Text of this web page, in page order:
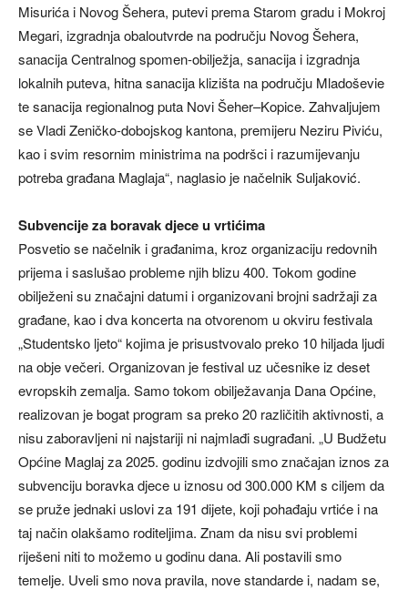
Misurića i Novog Šehera, putevi prema Starom gradu i Mokroj
Megari, izgradnja obaloutvrde na području Novog Šehera,
sanacija Centralnog spomen-obilježja, sanacija i izgradnja
lokalnih puteva, hitna sanacija klizišta na području Mladoševie
te sanacija regionalnog puta Novi Šeher–Kopice. Zahvaljujem
se Vladi Zeničko-dobojskog kantona, premijeru Neziru Piviću,
kao i svim resornim ministrima na podršci i razumijevanju
potreba građana Maglaja“, naglasio je načelnik Suljaković.
Subvencije za boravak djece u vrtićima
Posvetio se načelnik i građanima, kroz organizaciju redovnih
prijema i saslušao probleme njih blizu 400. Tokom godine
obilježeni su značajni datumi i organizovani brojni sadržaji za
građane, kao i dva koncerta na otvorenom u okviru festivala
„Studentsko ljeto“ kojima je prisustvovalo preko 10 hiljada ljudi
na obje večeri. Organizovan je festival uz učesnike iz deset
evropskih zemalja. Samo tokom obilježavanja Dana Općine,
realizovan je bogat program sa preko 20 različitih aktivnosti, a
nisu zaboravljeni ni najstariji ni najmlađi sugrađani. „U Budžetu
Općine Maglaj za 2025. godinu izdvojili smo značajan iznos za
subvenciju boravka djece u iznosu od 300.000 KM s ciljem da
se pruže jednaki uslovi za 191 dijete, koji pohađaju vrtiće i na
taj način olakšamo roditeljima. Znam da nisu svi problemi
riješeni niti to možemo u godinu dana. Ali postavili smo
temelje. Uveli smo nova pravila, nove standarde i, nadam se,